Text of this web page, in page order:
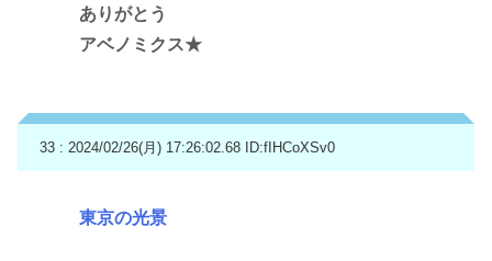
ありがとう
アベノミクス★
33 : 2024/02/26(月) 17:26:02.68 ID:fIHCoXSv0
東京の光景